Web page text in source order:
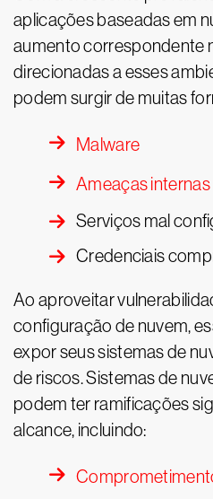
aplicações baseadas em
aumento correspondente
direcionadas a esses
podem surgir de muitas
Malware
Ameaças internas
Serviços mal
Credenciais
Ao aproveitar
configuração de nuvem,
expor seus sistemas de
de riscos. Sistemas de
podem ter ramificações
alcance, incluindo: